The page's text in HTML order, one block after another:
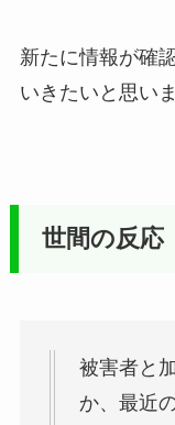
新たに情報が確
いきたいと思い
世間の反応
被害者と
か、最近